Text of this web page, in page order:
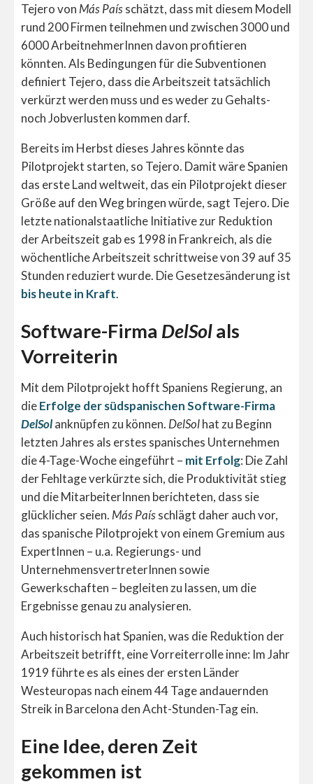
Tejero von Más Paísschätzt, dass mit diesem Modell
rund 200 Firmen teilnehmen und zwischen 3000 und
6000 ArbeitnehmerInnen davon profitieren
könnten. Als Bedingungen für die Subventionen
definiert Tejero, dass die Arbeitszeit tatsächlich
verkürzt werden muss und es weder zu Gehalts-
noch Jobverlusten kommen darf.
Bereits im Herbst dieses Jahres könnte das
Pilotprojekt starten, so Tejero. Damit wäre Spanien
das erste Land weltweit, das ein Pilotprojekt dieser
Größe auf den Weg bringen würde, sagt Tejero. Die
letzte nationalstaatliche Initiative zur Reduktion
der Arbeitszeit gab es 1998 in Frankreich, als die
wöchentliche Arbeitszeit schrittweise von 39 auf 35
Stunden reduziert wurde. Die Gesetzesänderung ist
bis heute in Kraft.
Software-Firma DelSolals
Vorreiterin
Mit dem Pilotprojekt hofft Spaniens Regierung, an
dieErfolge der südspanischen Software-Firma
DelSolanknüpfen zu können. DelSolhat zu Beginn
letzten Jahres als erstes spanisches Unternehmen
die 4-Tage-Woche eingeführt – mit Erfolg: Die Zahl
der Fehltage verkürzte sich, die Produktivität stieg
und die MitarbeiterInnen berichteten, dass sie
glücklicher seien. Más Paísschlägt daher auch vor,
das spanische Pilotprojekt von einem Gremium aus
ExpertInnen – u.a. Regierungs- und
UnternehmensvertreterInnen sowie
Gewerkschaften – begleiten zu lassen, um die
Ergebnisse genau zu analysieren.
Auch historisch hat Spanien, was die Reduktion der
Arbeitszeit betrifft, eine Vorreiterrolle inne: Im Jahr
1919 führte es als eines der ersten Länder
Westeuropas nach einem 44 Tage andauernden
Streik in Barcelona den Acht-Stunden-Tag ein.
Eine Idee, deren Zeit
gekommen ist